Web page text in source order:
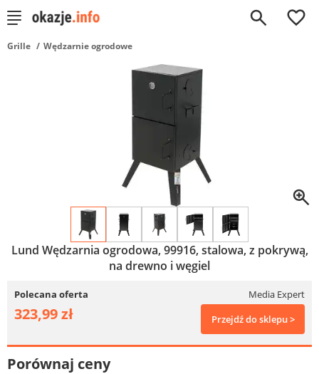
0
Grille Wędzarnie ogrodowe
Lund Wędzarnia ogrodowa, 99916, stalowa, z pokrywą,
na drewno i węgiel
Polecana oferta Media Expert
323,99 zł Przejdź do sklepu >
Porównaj ceny